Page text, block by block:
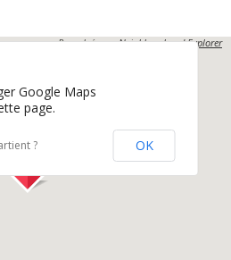
Propulsés parNeighbourhood Explorer
Google Maps
page.
? OK